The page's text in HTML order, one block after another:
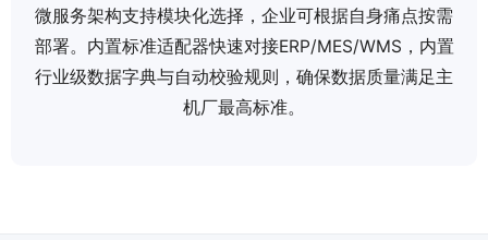
微服务架构支持模块化选择，企业可根据自身痛点按需
部署。内置标准适配器快速对接ERP/MES/WMS，内置
行业级数据字典与自动校验规则，确保数据质量满足主
机厂最高标准。